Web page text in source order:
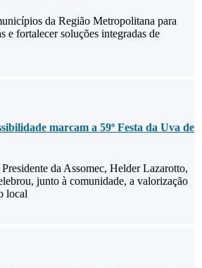
da Região Metropolitana para
e fortalecer soluções integradas de
marcam a 59º Festa da Uva de
da Assomec, Helder Lazarotto,
junto à comunidade, a valorização
local